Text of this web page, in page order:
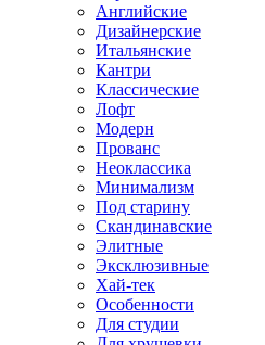
Английские
Дизайнерские
Итальянские
Кантри
Классические
Лофт
Модерн
Прованс
Неоклассика
Минимализм
Под старину
Скандинавские
Элитные
Эксклюзивные
Хай-тек
Особенности
Для студии